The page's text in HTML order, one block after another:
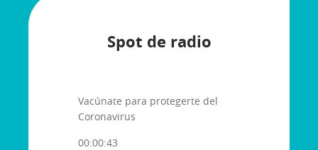
Spot de radio
Vacúnate para protegerte del
Coronavirus
00:00:43